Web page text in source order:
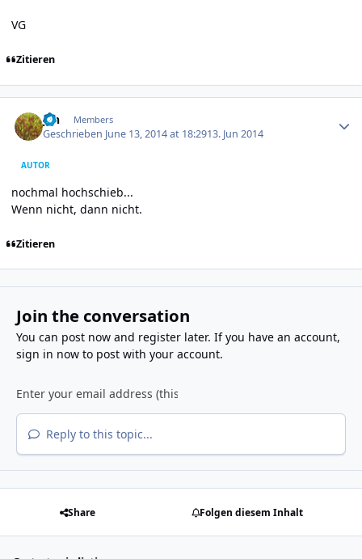
VG
Zitieren
jan Members
Geschrieben June 13, 2014 at 18:2913. Jun 2014
AUTOR
nochmal hochschieb...
Wenn nicht, dann nicht.
Zitieren
Join the conversation
You can post now and register later. If you have an account,
sign in nowto post with your account.
Reply to this topic...
Share Folgen diesem Inhalt